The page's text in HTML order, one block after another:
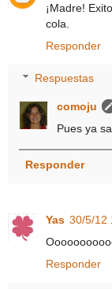
¡Madre!
cola.
Responder
Respuestas
comoju
Pues ya
Responder
Yas 30/5/12
Responder